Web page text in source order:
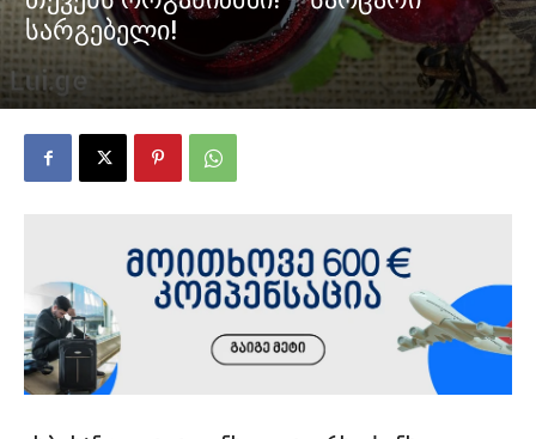
სარგებელი!